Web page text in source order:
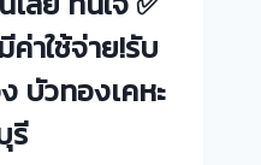
ค่าใช้จ่าย!รับ
บัวทองเคหะ
รี